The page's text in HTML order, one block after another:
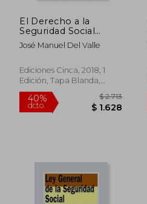
El Derecho a la
Seguridad Social
(Universidad)
José Manuel Del Valle
Ediciones Cinca, 2018, 1
Edición, Tapa Blanda,
Nuevo